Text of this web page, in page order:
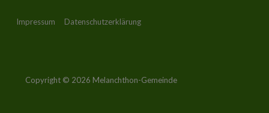
Footer-
Impressum Datenschutzerklärung
Copyright © 2026 Melanchthon-Gemeinde